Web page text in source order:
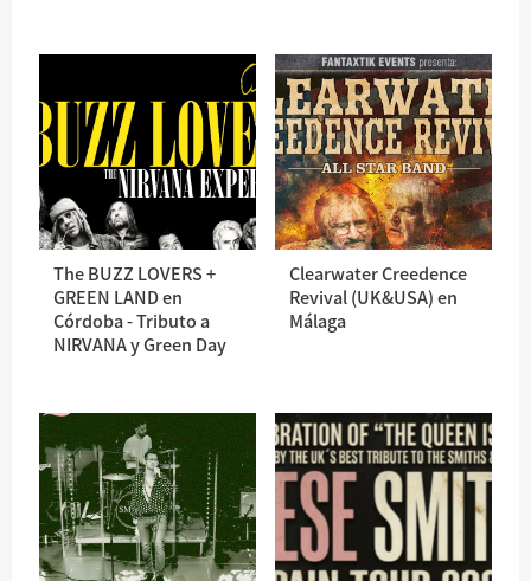
The BUZZ LOVERS +
GREEN LAND en
Córdoba - Tributo a
NIRVANA y Green Day
Clearwater Creedence
Revival (UK&USA) en
Málaga